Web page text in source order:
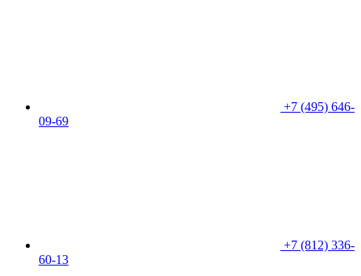
+7 (495) 646-
09-69
+7 (812) 336-
60-13